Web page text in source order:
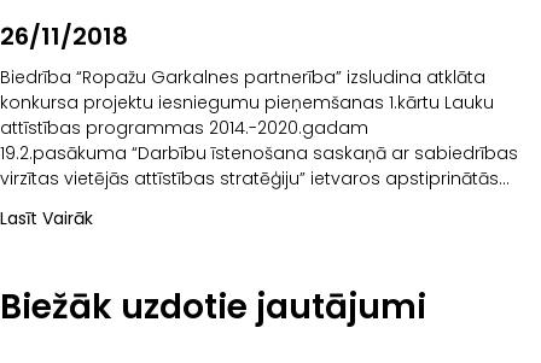
26/11/2018
Biedrība “Ropažu Garkalnes partnerība” izsludina atklāta
konkursa projektu iesniegumu pieņemšanas 1.kārtu Lauku
attīstības programmas 2014.-2020.gadam
19.2.pasākuma “Darbību īstenošana saskaņā ar sabiedrības
virzītas vietējās attīstības stratēģiju” ietvaros apstiprinātās
Izsludināto
Lasīt Vairāk
Biežāk uzdotie jautājumi